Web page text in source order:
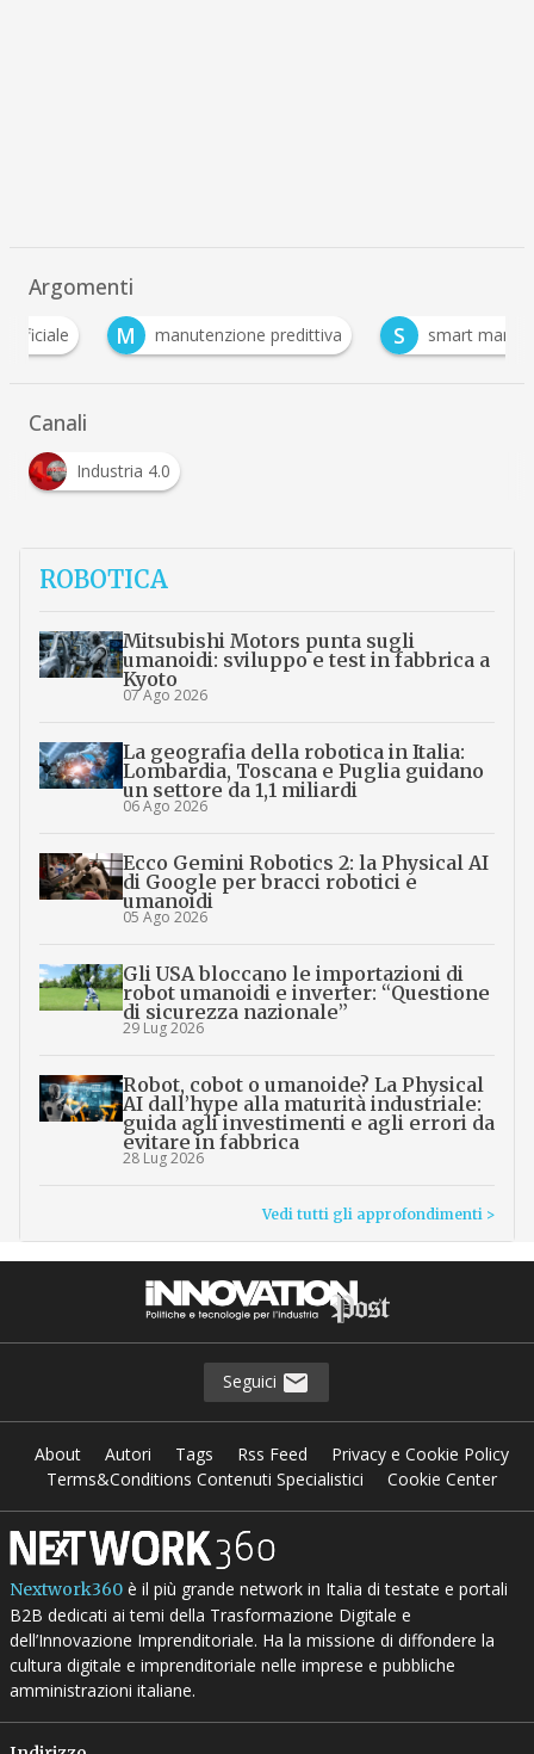
Argomenti
M
manutenzione predittiva S smart manufacturing
Canali
Industria 4.0
ROBOTICA
Mitsubishi Motors punta sugli
umanoidi: sviluppo e test in fabbrica a
Kyoto
07 Ago 2026
La geografia della robotica in Italia:
Lombardia, Toscana e Puglia guidano
un settore da 1,1 miliardi
06 Ago 2026
Ecco Gemini Robotics 2: la Physical AI
di Google per bracci robotici e
umanoidi
05 Ago 2026
Gli USA bloccano le importazioni di
robot umanoidi e inverter: “Questione
di sicurezza nazionale”
29 Lug 2026
Robot, cobot o umanoide? La Physical
AI dall’hype alla maturità industriale:
guida agli investimenti e agli errori da
evitare in fabbrica
28 Lug 2026
Vedi tutti gli approfondimenti >
Seguici
About Autori Tags Rss Feed
Privacy e Cookie Policy
Terms&Conditions Contenuti Specialistici
Cookie Center
Nextwork360è il più grande network in Italia di testate e portali
B2B dedicati ai temi della Trasformazione Digitale e
dell’Innovazione Imprenditoriale. Ha la missione di diffondere la
cultura digitale e imprenditoriale nelle imprese e pubbliche
amministrazioni italiane.